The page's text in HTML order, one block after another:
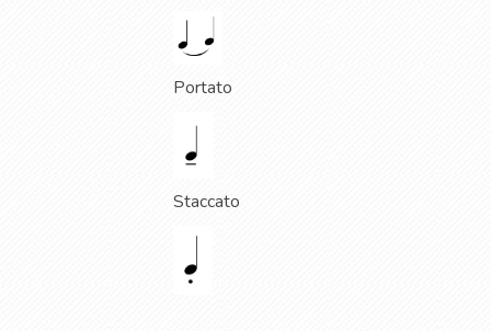
Portato
Staccato